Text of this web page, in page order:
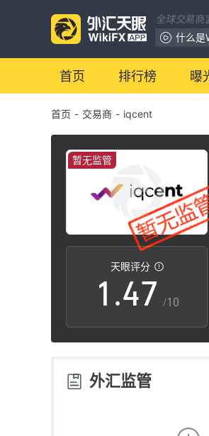
全球交易商
什么是
首页 排行榜 曝
首页 - 交易商 - iqcent
暂无监管
天眼评分
0
1
2
3
.
0
2
3
4
5
6
1
2
3
5
6
7
8
9
/10
外汇监管